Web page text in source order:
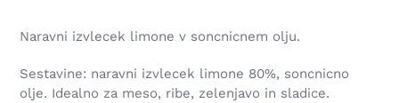
v
Naravni izvlecek limone v soncnicnem olju.
Sestavine: naravni izvlecek limone 80%, soncnicno
olje. Idealno za meso, ribe, zelenjavo in sladice.